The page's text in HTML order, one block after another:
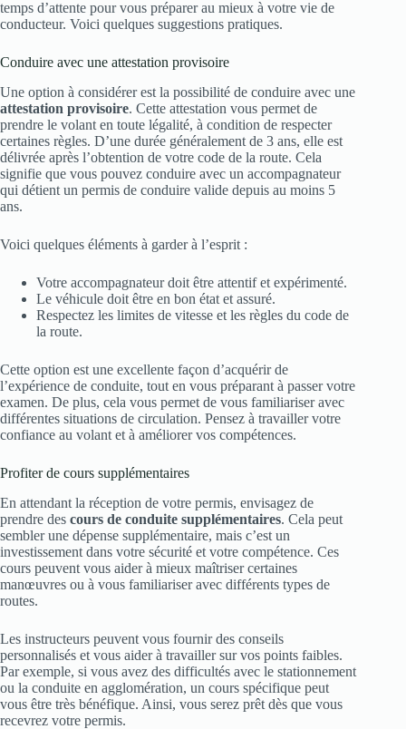
temps d’attente pour vous préparer au mieux à votre vie de
conducteur. Voici quelques suggestions pratiques.
Conduire avec une attestation provisoire
Une option à considérer est la possibilité de conduire avec une
attestation provisoire. Cette attestation vous permet de
prendre le volant en toute légalité, à condition de respecter
certaines règles. D’une durée généralement de 3 ans, elle est
délivrée après l’obtention de votre code de la route. Cela
signifie que vous pouvez conduire avec un accompagnateur
qui détient un permis de conduire valide depuis au moins 5
ans.
Voici quelques éléments à garder à l’esprit :
Votre accompagnateur doit être attentif et expérimenté.
Le véhicule doit être en bon état et assuré.
Respectez les limites de vitesse et les règles du code de
la route.
Cette option est une excellente façon d’acquérir de
l’expérience de conduite, tout en vous préparant à passer votre
examen. De plus, cela vous permet de vous familiariser avec
différentes situations de circulation. Pensez à travailler votre
confiance au volant et à améliorer vos compétences.
Profiter de cours supplémentaires
En attendant la réception de votre permis, envisagez de
prendre des cours de conduite supplémentaires. Cela peut
sembler une dépense supplémentaire, mais c’est un
investissement dans votre sécurité et votre compétence. Ces
cours peuvent vous aider à mieux maîtriser certaines
manœuvres ou à vous familiariser avec différents types de
routes.
Les instructeurs peuvent vous fournir des conseils
personnalisés et vous aider à travailler sur vos points faibles.
Par exemple, si vous avez des difficultés avec le stationnement
ou la conduite en agglomération, un cours spécifique peut
vous être très bénéfique. Ainsi, vous serez prêt dès que vous
recevrez votre permis.